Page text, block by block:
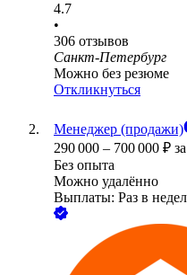
4.7
•
306 отзывов
Санкт-Петербург
Можно без резюме
Откликнуться
Менеджер (продажи)
290 000 – 700 000 ₽
Без опыта
Можно удалённо
Выплаты: Раз в